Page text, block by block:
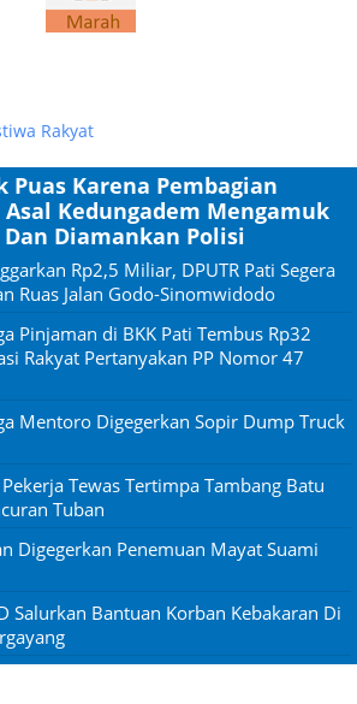
Rakyat
Puas Karena Pembagian
Kedungadem Mengamuk
Dan Diamankan Polisi
Rp2,5 Miliar, DPUTR Pati Segera
Ruas Jalan Godo-Sinomwidodo
Pinjaman di BKK Pati Tembus Rp32
Rakyat Pertanyakan PP Nomor 47
Mentoro Digegerkan Sopir Dump Truck
Tewas Tertimpa Tambang Batu
Tuban
Digegerkan Penemuan Mayat Suami
Salurkan Bantuan Korban Kebakaran Di